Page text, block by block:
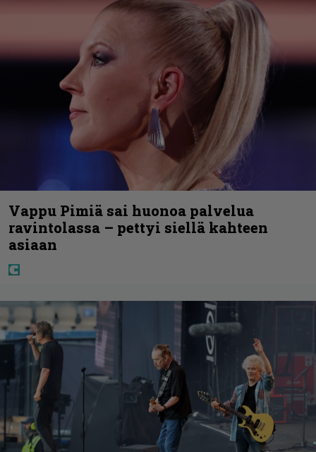
Vappu Pimiä sai huonoa palvelua
ravintolassa – pettyi siellä kahteen
asiaan